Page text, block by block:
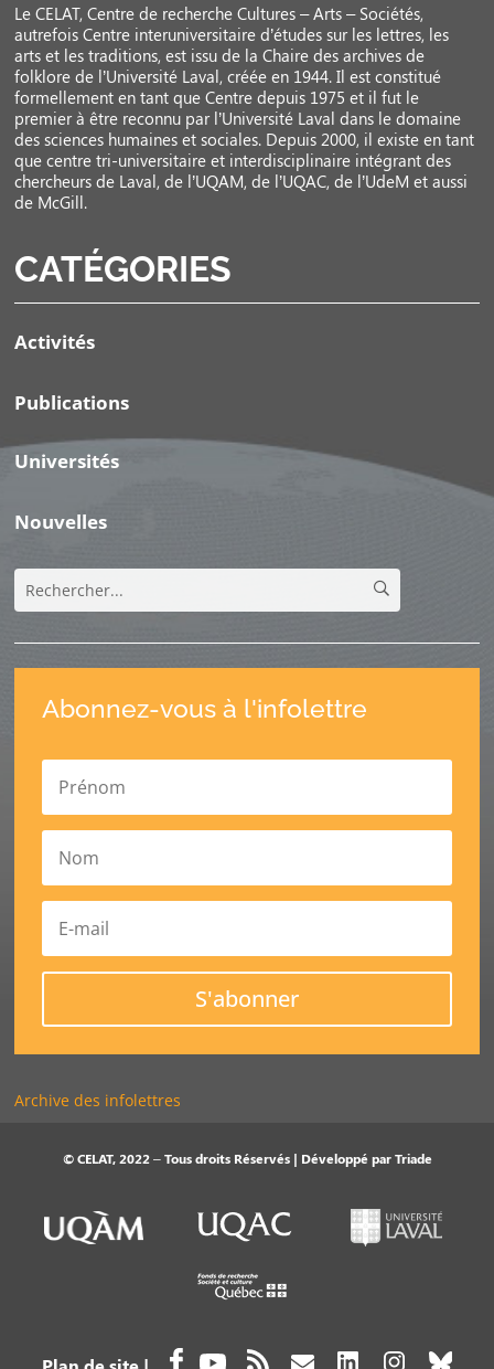
Le CELAT, Centre de recherche Cultures – Arts – Sociétés,
autrefois Centre interuniversitaire d’études sur les lettres, les
arts et les traditions, est issu de la Chaire des archives de
folklore de l’Université Laval, créée en 1944. Il est constitué
formellement en tant que Centre depuis 1975 et il fut le
premier à être reconnu par l’Université Laval dans le domaine
des sciences humaines et sociales. Depuis 2000, il existe en tant
que centre tri-universitaire et interdisciplinaire intégrant des
chercheurs de Laval, de l’UQAM, de l’UQAC, de l’UdeM et aussi
de McGill.
CATÉGORIES
Activités
Publications
Universités
Nouvelles
Abonnez-vous à l'infolettre
S'abonner
Archive des infolettres
© CELAT, 2022 – Tous droits Réservés | Développé parTriade